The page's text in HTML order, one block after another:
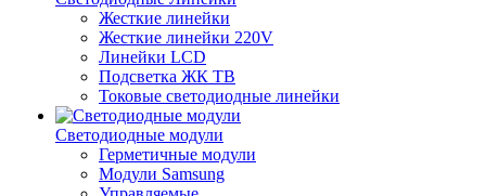
Жесткие линейки
Жесткие линейки 220V
Линейки LCD
Подсветка ЖК ТВ
Токовые светодиодные линейки
Светодиодные модули
Герметичные модули
Модули Samsung